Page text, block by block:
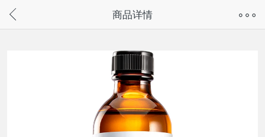
请通过微信或支付宝搜“奇兔客小程序”访问
商品详情